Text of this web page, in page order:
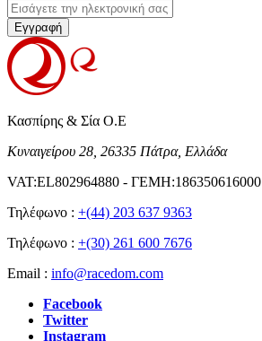
Εγγραφή
Κασπίρης & Σία Ο.Ε
Κυναιγείρου 28, 26335 Πάτρα, Ελλάδα
VAT:EL802964880 - ΓΕΜΗ:186350616000
Τηλέφωνο : +(44) 203 637 9363
Τηλέφωνο : +(30) 261 600 7676
Email : info@racedom.com
Facebook
Twitter
Instagram